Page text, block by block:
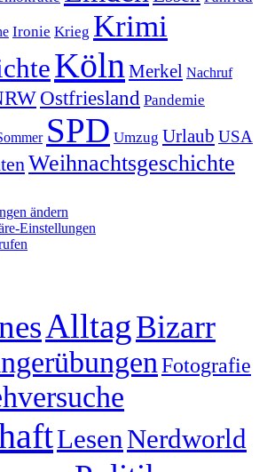
Ironie Krieg Krimi
Köln Merkel Nachruf
Ostfriesland Pandemie
SPD Umzug Urlaub USA
Weihnachtsgeschichte
ändern
Einstellungen
AlltagBizarr
Fotografie
LesenNerdworld